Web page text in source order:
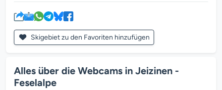
Skigebiet zu den Favoriten hinzufügen
Alles über die Webcams in Jeizinen -
Feselalpe